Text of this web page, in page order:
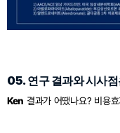
05. 연구 결과와 시사
Ken 결과가 어땠나요? 비용